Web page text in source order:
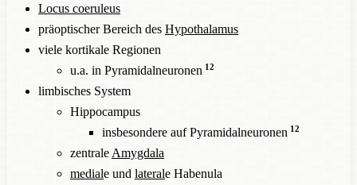
Locus coeruleus
präoptischer Bereich des Hypothalamus
viele kortikale Regionen
u.a. in Pyramidalneuronen 12
limbisches System
Hippocampus
insbesondere auf Pyramidalneuronen 12
zentrale Amygdala
mediale und laterale Habenula